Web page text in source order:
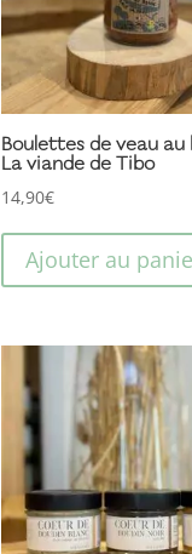
Boulettes de veau au
La viande de Tibo
14,90€
Ajouter au